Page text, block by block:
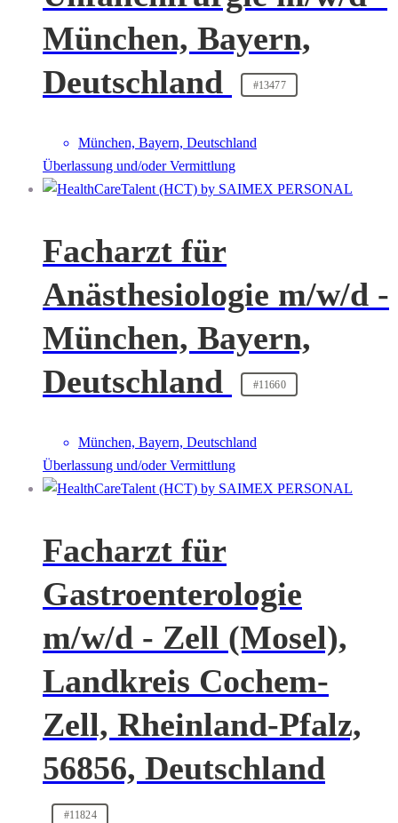
München, Bayern,
Deutschland
#13477
München, Bayern, Deutschland
Überlassung und/oder Vermittlung
Facharzt für
Anästhesiologie m/w/d -
München, Bayern,
Deutschland
#11660
München, Bayern, Deutschland
Überlassung und/oder Vermittlung
Facharzt für
Gastroenterologie
m/w/d - Zell (Mosel),
Landkreis Cochem-
Zell, Rheinland-Pfalz,
56856, Deutschland
#11824